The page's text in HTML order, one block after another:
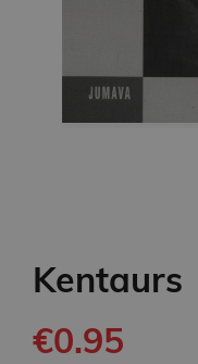
Kentaurs
€0.95